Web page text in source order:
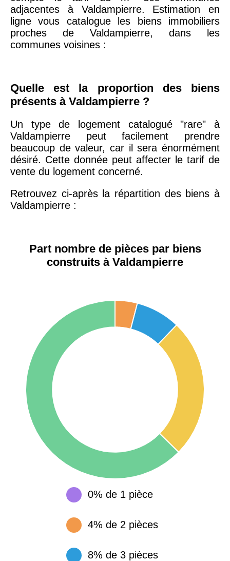
20ème
arrondissement
9 623 € 11 141 €
75013 -
Paris
13ème
arrondissement
10 073 € 11 085 €
76600 -Le Havre 2 455 € 2 453 €
Étienne
Paris
arrondissement
15 155 €
83000 - Toulon
38000 - Grenoble 3 382 €
adjacentes à Valdampierre. Estimation en
ligne vous catalogue les biens immobiliers
proches de Valdampierre, dans les
communes voisines :
Quelle est la proportion des biens
présents à Valdampierre ?
Un type de logement catalogué "rare" à
Valdampierre peut facilement prendre
beaucoup de valeur, car il sera énormément
désiré. Cette donnée peut affecter le tarif de
vente du logement concerné.
Retrouvez ci-après la répartition des biens à
Valdampierre :
Part nombre de pièces par biens
construits à Valdampierre
0% de 1 pièce
4% de 2 pièces
8% de 3 pièces